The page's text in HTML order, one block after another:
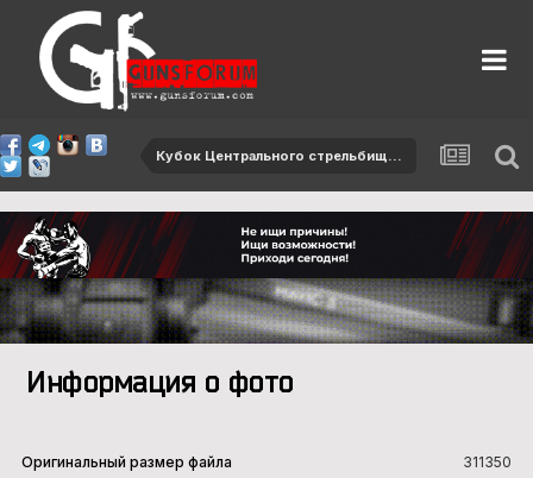
Информация о фото
Оригинальный размер файла 311350